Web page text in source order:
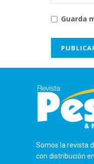
Guarda
Somos la revista
con distribución